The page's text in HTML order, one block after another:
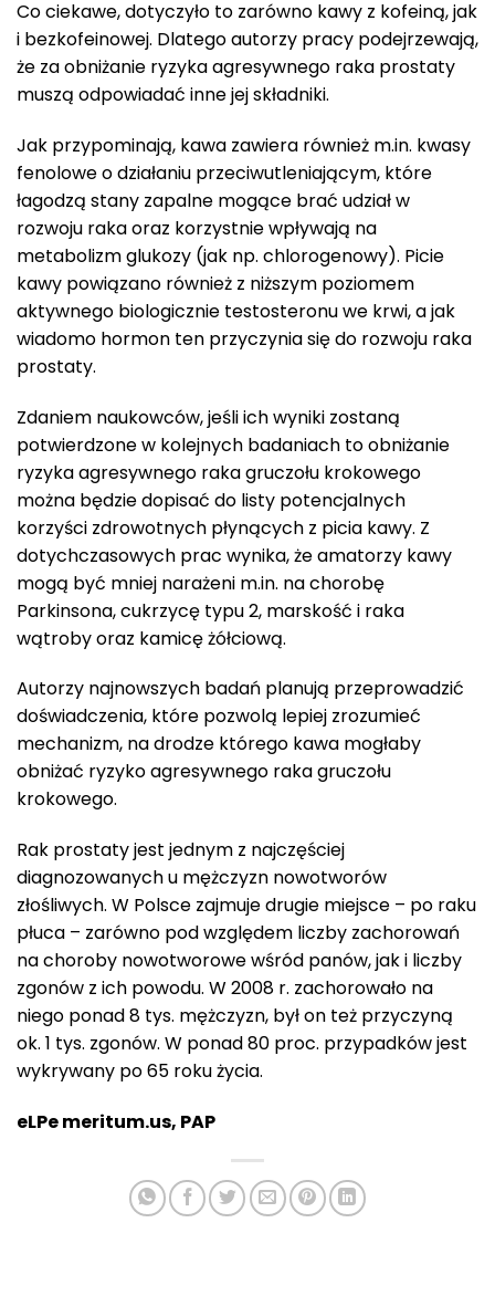
Co ciekawe, dotyczyło to zarówno kawy z kofeiną, jak
i bezkofeinowej. Dlatego autorzy pracy podejrzewają,
że za obniżanie ryzyka agresywnego raka prostaty
muszą odpowiadać inne jej składniki.
Jak przypominają, kawa zawiera również m.in. kwasy
fenolowe o działaniu przeciwutleniającym, które
łagodzą stany zapalne mogące brać udział w
rozwoju raka oraz korzystnie wpływają na
metabolizm glukozy (jak np. chlorogenowy). Picie
kawy powiązano również z niższym poziomem
aktywnego biologicznie testosteronu we krwi, a jak
wiadomo hormon ten przyczynia się do rozwoju raka
prostaty.
Zdaniem naukowców, jeśli ich wyniki zostaną
potwierdzone w kolejnych badaniach to obniżanie
ryzyka agresywnego raka gruczołu krokowego
można będzie dopisać do listy potencjalnych
korzyści zdrowotnych płynących z picia kawy. Z
dotychczasowych prac wynika, że amatorzy kawy
mogą być mniej narażeni m.in. na chorobę
Parkinsona, cukrzycę typu 2, marskość i raka
wątroby oraz kamicę żółciową.
Autorzy najnowszych badań planują przeprowadzić
doświadczenia, które pozwolą lepiej zrozumieć
mechanizm, na drodze którego kawa mogłaby
obniżać ryzyko agresywnego raka gruczołu
krokowego.
Rak prostaty jest jednym z najczęściej
diagnozowanych u mężczyzn nowotworów
złośliwych. W Polsce zajmuje drugie miejsce – po raku
płuca – zarówno pod względem liczby zachorowań
na choroby nowotworowe wśród panów, jak i liczby
zgonów z ich powodu. W 2008 r. zachorowało na
niego ponad 8 tys. mężczyzn, był on też przyczyną
ok. 1 tys. zgonów. W ponad 80 proc. przypadków jest
wykrywany po 65 roku życia.
eLPe meritum.us, PAP